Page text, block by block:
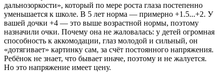
дальнозоркости», который по мере роста глаза постепенно
уменьшается к школе. В 5 лет норма — примерно +1.5...+2. У
вашей дочки +4 — это выше возрастной нормы, поэтому
назначили очки. Почему она не жаловалась: у детей огромная
способность к аккомодации, глаз молодой и сильный, он
«дотягивает» картинку сам, за счёт постоянного напряжения.
Ребёнок не знает, что бывает иначе, поэтому и не жалуется.
Но это напряжение имеет цену.